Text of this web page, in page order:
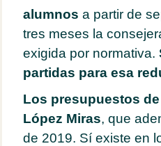
alumnos a partir de
tres meses la
exigida por normativa.
partidas para esa
Los presupuestos
López Miras, que
de 2019. Sí existe en